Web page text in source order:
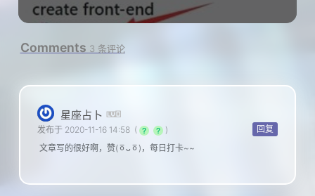
Comments 3 条评论
星座占卜
回复
发布于 2020-11-16 14:58 (
)
文章写的很好啊，赞(ㆆᴗㆆ)，每日打卡~~